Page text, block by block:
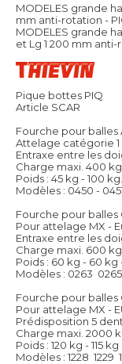
MODELES grande
mm anti-rotation -
MODELES grande
et Lg 1 200 mm
Pique bottes PIQ
Article SCAR
Fourche pour balles
Attelage catégorie 1
Entraxe entre les
Charge maxi. 400 kg
Poids : 45 kg - 100 kg.
Modèles : 0450 -
Fourche pour balles
Pour attelage MX -
Entraxe entre les
Charge maxi. 600 kg.
Poids : 60 kg - 60 kg
Modèles : 0263 
Fourche pour balles
Pour attelage MX -
Prédisposition 5
Charge maxi. 2000
Poids : 120 kg - 115 kg
Modèles : 1228  1229 